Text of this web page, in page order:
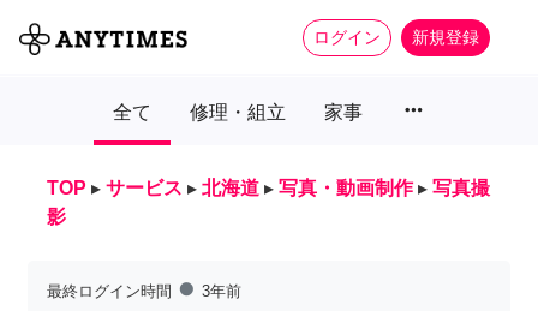
ログイン 新規登録
全て 修理・組立 家事 more_horiz
TOP ▸ サービス ▸ 北海道 ▸ 写真・動画制作 ▸ 写真撮
影
最終ログイン時間 fiber_manual_record 3年前